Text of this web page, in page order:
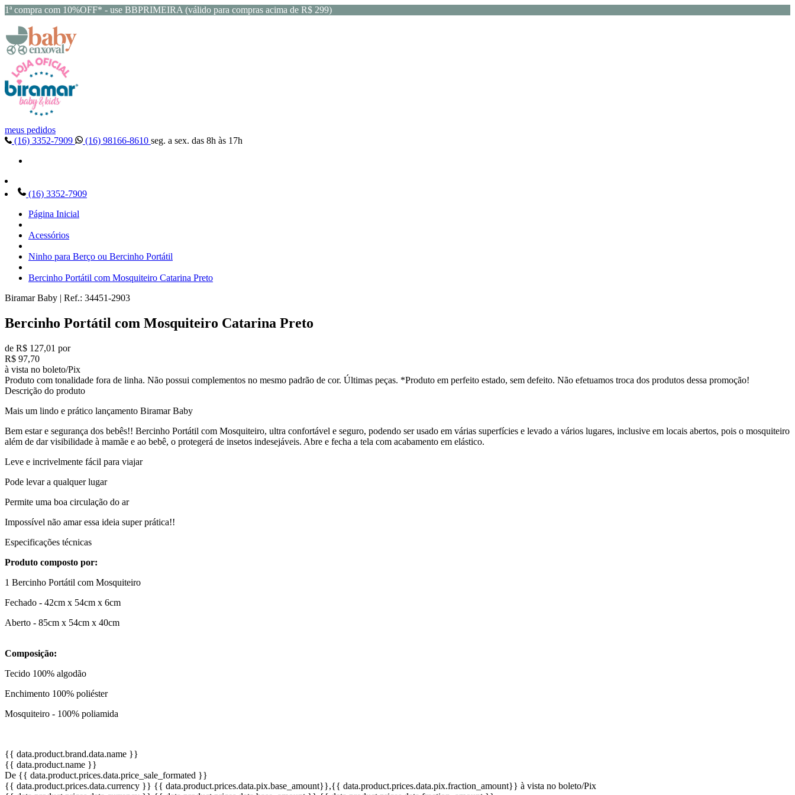
1ª compra com 10%OFF* - use BBPRIMEIRA (válido para compras acima de R$ 299)
meus pedidos
(16) 3352-7909
(16) 98166-8610 seg. a sex. das 8h às 17h
(16) 3352-7909
Página Inicial
Acessórios
Ninho para Berço ou Bercinho Portátil
Bercinho Portátil com Mosquiteiro Catarina Preto
Biramar Baby | Ref.: 34451-2903
Bercinho Portátil com Mosquiteiro Catarina Preto
de R$ 127,01 por
R$ 97,70
à vista no boleto/Pix
Produto com tonalidade fora de linha. Não possui complementos no mesmo padrão de cor. Últimas peças. *Produto em perfeito estado, sem defeito. Não efetuamos troca dos produtos dessa promoção!
Descrição do produto
Mais um lindo e prático lançamento Biramar Baby
Bem estar e segurança dos bebês!! Bercinho Portátil com Mosquiteiro, ultra confortável e seguro, podendo ser usado em várias superfícies e levado a vários lugares, inclusive em locais abertos, pois o mosquiteiro
além de dar visibilidade à mamãe e ao bebê, o protegerá de insetos indesejáveis. Abre e fecha a tela com acabamento em elástico.
Leve e incrivelmente fácil para viajar
Pode levar a qualquer lugar
Permite uma boa circulação do ar
Impossível não amar essa ideia super prática!!
Especificações técnicas
Produto composto por:
1 Bercinho Portátil com Mosquiteiro
Fechado - 42cm x 54cm x 6cm
Aberto - 85cm x 54cm x 40cm
Composição:
Tecido 100% algodão
Enchimento 100% poliéster
Mosquiteiro - 100% poliamida
{{ data.product.brand.data.name }}
{{ data.product.name }}
De {{ data.product.prices.data.price_sale_formated }}
{{ data.product.prices.data.currency }} {{ data.product.prices.data.pix.base_amount}},{{ data.product.prices.data.pix.fraction_amount}} à vista no boleto/Pix